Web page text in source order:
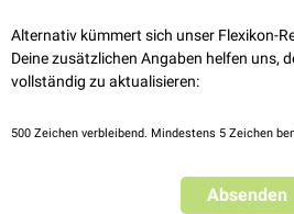
Alternativ kümmert sich unser Flexikon-
Deine zusätzlichen Angaben helfen uns,
vollständig zu aktualisieren:
500 Zeichen verbleibend. Mindestens 5 Zeichen
Absenden